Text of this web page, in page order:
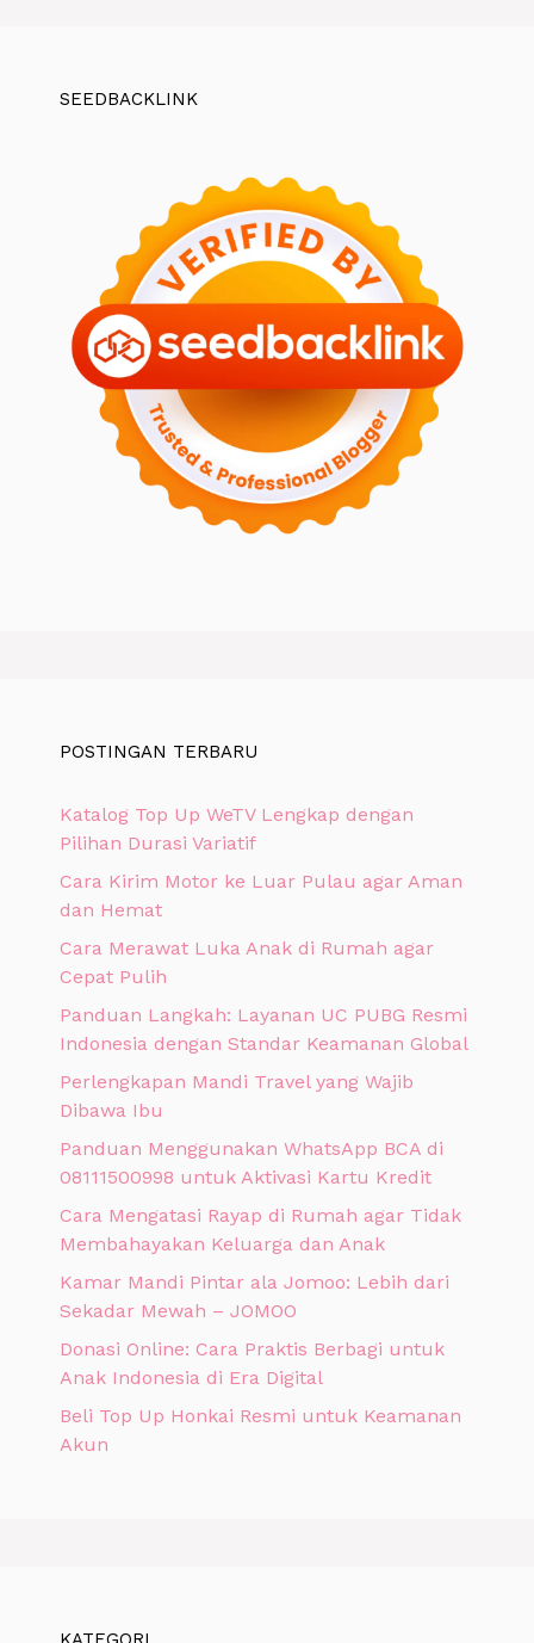
SEEDBACKLINK
POSTINGAN TERBARU
Katalog Top Up WeTV Lengkap dengan
Pilihan Durasi Variatif
Cara Kirim Motor ke Luar Pulau agar Aman
dan Hemat
Cara Merawat Luka Anak di Rumah agar
Cepat Pulih
Panduan Langkah: Layanan UC PUBG Resmi
Indonesia dengan Standar Keamanan Global
Perlengkapan Mandi Travel yang Wajib
Dibawa Ibu
Panduan Menggunakan WhatsApp BCA di
08111500998 untuk Aktivasi Kartu Kredit
Cara Mengatasi Rayap di Rumah agar Tidak
Membahayakan Keluarga dan Anak
Kamar Mandi Pintar ala Jomoo: Lebih dari
Sekadar Mewah – JOMOO
Donasi Online: Cara Praktis Berbagi untuk
Anak Indonesia di Era Digital
Beli Top Up Honkai Resmi untuk Keamanan
Akun